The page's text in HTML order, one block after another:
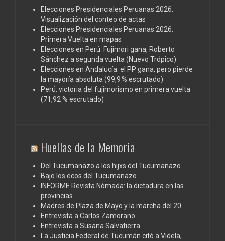
Elecciones Presidenciales Peruanas 2026:
Visualización del conteo de actas
Elecciones Presidenciales Peruanas 2026:
Primera Vuelta en mapas
Elecciones en Perú: Fujimori gana, Roberto
Sánchez a segunda vuelta (Nuevo Trópico)
Elecciones en Andalucía: el PP gana, pero pierde
la mayoría absoluta (99,9 % escrutado)
Perú: victoria del fujimorismo en primera vuelta
(71,92 % escrutado)
Huellas de la Memoria
Del Tucumanazo a los hijxs del Tucumanazo
Bajo los ecos del Tucumanazo
INFORME Revista Nómada: la dictadura en las
provincias
Madres de Plaza de Mayo y la marcha del 20
Entrevista a Carlos Zamorano
Entrevista a Susana Salvatierra
La Justicia Federal de Tucumán citó a Videla,